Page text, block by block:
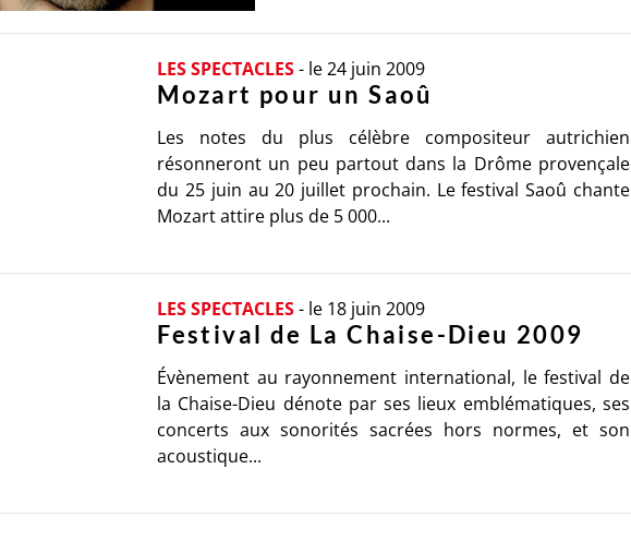
LES SPECTACLES- le 24 juin 2009
Mozart pour un Saoû
Les notes du plus célèbre compositeur autrichien
résonneront un peu partout dans la Drôme provençale
du 25 juin au 20 juillet prochain. Le festival Saoû chante
Mozart attire plus de 5 000...
LES SPECTACLES- le 18 juin 2009
Festival de La Chaise-Dieu 2009
Évènement au rayonnement international, le festival de
la Chaise-Dieu dénote par ses lieux emblématiques, ses
concerts aux sonorités sacrées hors normes, et son
acoustique...